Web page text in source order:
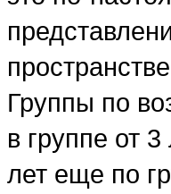
Группы по
в группе от
лет еще по